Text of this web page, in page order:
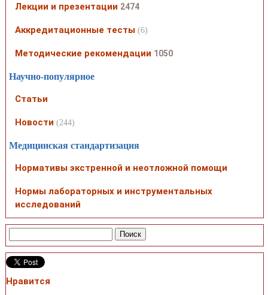
Лекции и презентации 2474
Аккредитационные тесты (6)
Методические рекомендации 1050
Научно-популярное
Статьи
Новости (244)
Медицинская стандартизация
Нормативы экстренной и неотложной помощи
Нормы лабораторных и инструментальных
исследований
Нравится